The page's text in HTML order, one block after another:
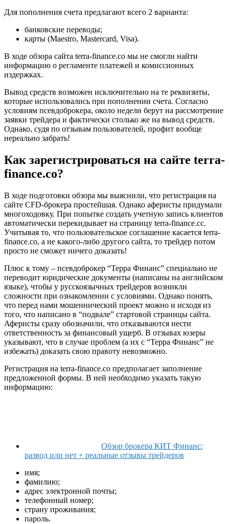
Для пополнения счета предлагают всего 2 варианта:
банковские переводы;
карты (Maestro, Mastercard, Visa).
В ходе обзора сайта terra-finance.co мы не смогли найти
информацию о регламенте платежей и комиссионных
издержках.
Вывод средств возможен исключительно на те реквизиты,
которые использовались при пополнении счета. Согласно
условиям псевдоброкера, около недели берут на рассмотрение
заявки трейдера и фактически столько же на вывод средств.
Однако, судя по отзывам пользователей, профит вообще
нереально забрать!
Как зарегистрироваться на сайте terra-
finance.co?
В ходе подготовки обзора мы выяснили, что регистрация на
сайте CFD-брокера простейшая. Однако аферисты придумали
многоходовку. При попытке создать учетную запись клиентов
автоматически перекидывает на страницу terra-finance.cc.
Учитывая то, что пользовательское соглашение касается terra-
finance.co, а не какого-либо другого сайта, то трейдер потом
просто не сможет ничего доказать!
Плюс к тому – псевдоброкер “Терра Финанс” специально не
переводит юридические документы (написаны на английском
языке), чтобы у русскоязычных трейдеров возникли
сложности при ознакомлении с условиями. Однако понять,
что перед нами мошеннический проект можно и исходя из
того, что написано в “подвале” стартовой страницы сайта.
Аферисты сразу обозначили, что отказываются нести
ответственность за финансовый ущерб. В отзывах юзеры
указывают, что в случае проблем (а их с “Терра Финанс” не
избежать) доказать свою правоту невозможно.
Регистрация на terra-finance.co предполагает заполнение
предложенной формы. В ней необходимо указать такую
информацию:
Обзор брокера КИТ Финанс:
развод или нет + реальные отзывы трейдеров
имя;
фамилию;
адрес электронной почты;
телефонный номер;
страну проживания;
пароль.